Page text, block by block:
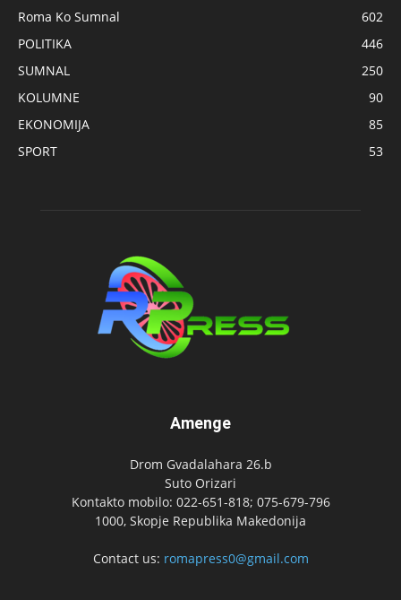
Roma Ko Sumnal
602
POLITIKA
446
SUMNAL
250
KOLUMNE
90
EKONOMIJA
85
SPORT
53
Amenge
Drom Gvadalahara 26.b
Suto Orizari
Kontakto mobilo: 022-651-818; 075-679-796
1000, Skopje Republika Makedonija
Contact us: romapress0@gmail.com